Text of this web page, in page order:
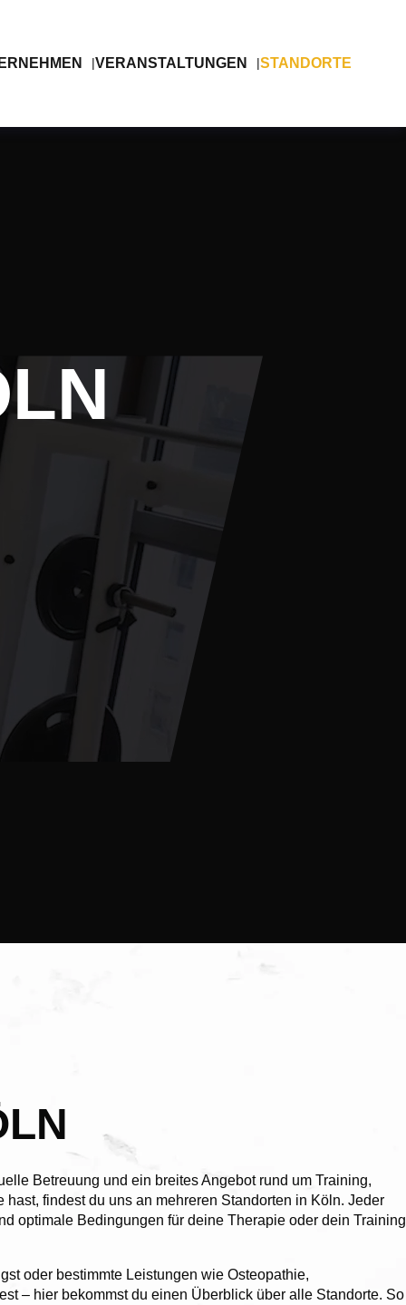
VERANSTALTUNGEN STANDORTE
Betreuung und ein breites Angebot rund um Training,
findest du uns an mehreren Standorten in Köln. Jeder
optimale Bedingungen für deine Therapie oder dein Training
oder bestimmte Leistungen wie Osteopathie,
– hier bekommst du einen Überblick über alle Standorte. So